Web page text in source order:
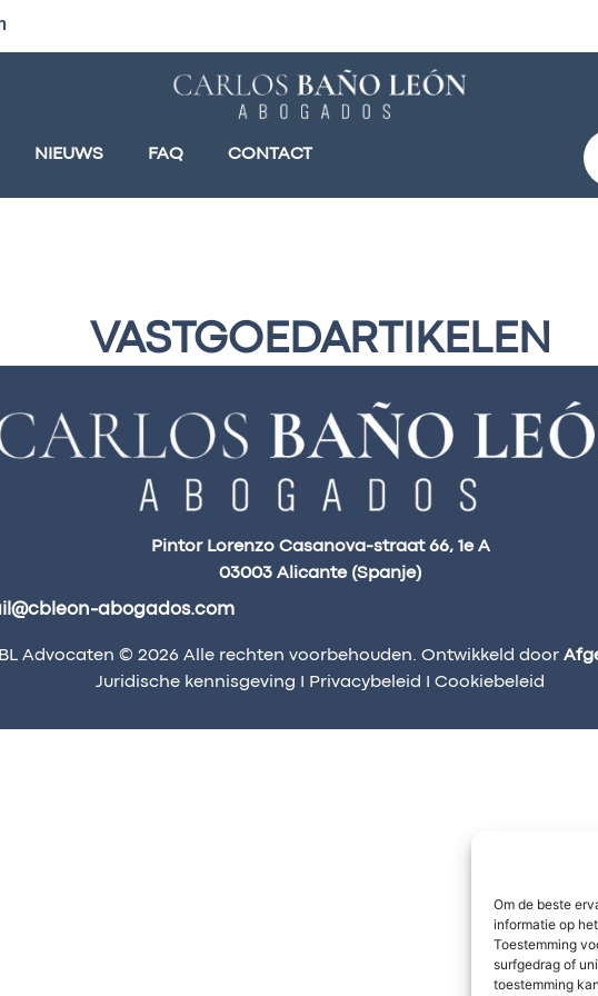
Om de beste
informatie op
Toestemming
surfgedrag of
toestemming
NIEUWS FAQ CONTACT
VASTGOEDARTIKELEN
Pintor Lorenzo Casanova-straat 66, 1e A
03003 Alicante (Spanje)
abogados.com
Advocaten © 2026 Alle rechten voorbehouden. Ontwikkeld door
Juridische kennisgeving
Privacybeleid Cookiebeleid